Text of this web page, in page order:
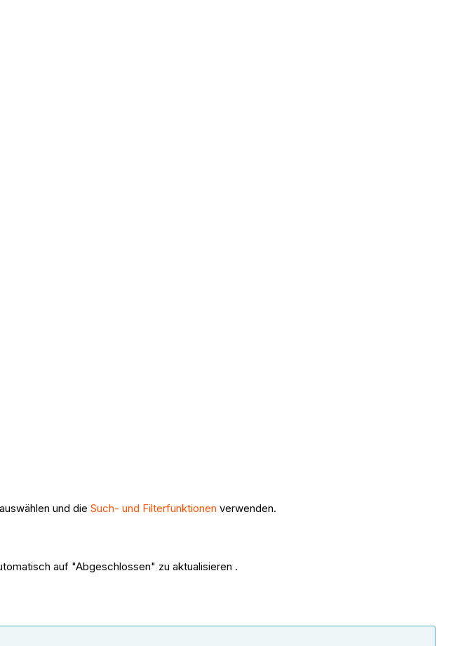
und dieSuch- und Filterfunktionen verwenden.
auf "Abgeschlossen" zu aktualisieren .